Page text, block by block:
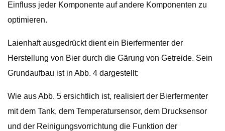
Einfluss jeder Komponente auf andere Komponenten zu
optimieren.
Laienhaft ausgedrückt dient ein Bierfermenter der
Herstellung von Bier durch die Gärung von Getreide. Sein
Grundaufbau ist in Abb. 4 dargestellt:
Wie aus Abb. 5 ersichtlich ist, realisiert der Bierfermenter
mit dem Tank, dem Temperatursensor, dem Drucksensor
und der Reinigungsvorrichtung die Funktion der